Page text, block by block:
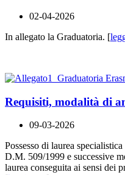
02-04-2026
In allegato la Graduatoria. [
Requisiti, modalità di
09-03-2026
Possesso di laurea
D.M. 509/1999 e successive
laurea conseguita ai sensi dei